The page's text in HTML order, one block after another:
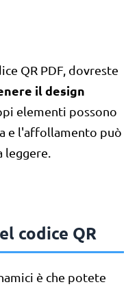
QR PDF, dovreste
il design
elementi possono
e l'affollamento può
codice QR
è che potete